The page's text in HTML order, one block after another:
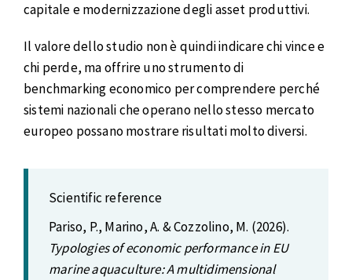
capitale e modernizzazione degli asset produttivi.
Il valore dello studio non è quindi indicare chi vince e
chi perde, ma offrire uno strumento di
benchmarking economico per comprendere perché
sistemi nazionali che operano nello stesso mercato
europeo possano mostrare risultati molto diversi.
Scientific reference
Pariso, P., Marino, A. & Cozzolino, M. (2026).
Typologies of economic performance in EU
marine aquaculture: A multidimensional